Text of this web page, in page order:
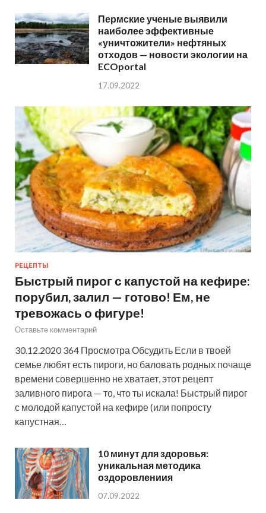
Пермские ученые выявили
наиболее эффективные
«уничтожители» нефтяных
отходов — новости экологии на
ECOportal
17.09.2022
РЕЦЕПТЫ
Быстрый пирог с капустой на кефире:
порубил, залил — готово! Ем, не
тревожась о фигуре!
Оставьте комментарий
30.12.2020 364 Просмотра Обсудить Если в твоей
семье любят есть пироги, но баловать родных почаще
времени совершенно не хватает, этот рецепт
заливного пирога — то, что ты искала! Быстрый пирог
с молодой капустой на кефире (или попросту
капустная…
10 минут для здоровья:
уникальная методика
оздоровлениия
07.09.2022